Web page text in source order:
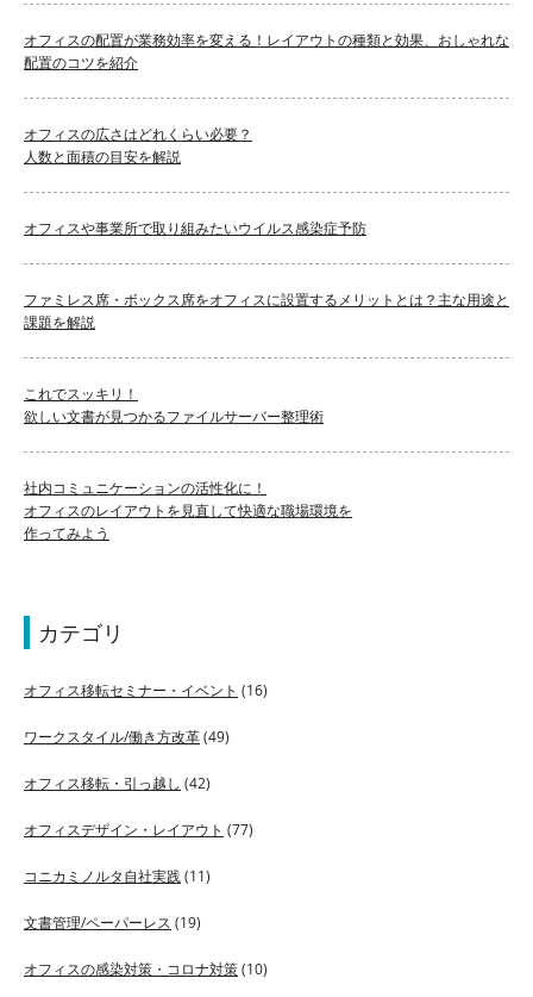
オフィスの配置が業務効率を変える！レイアウトの種類と効果、おしゃれな
配置のコツを紹介
オフィスの広さはどれくらい必要？
人数と面積の目安を解説
オフィスや事業所で取り組みたいウイルス感染症予防
ファミレス席・ボックス席をオフィスに設置するメリットとは？主な用途と
課題を解説
これでスッキリ！
欲しい文書が見つかるファイルサーバー整理術
社内コミュニケーションの活性化に！
オフィスのレイアウトを見直して快適な職場環境を
作ってみよう
カテゴリ
オフィス移転セミナー・イベント (16)
ワークスタイル/働き方改革(49)
オフィス移転・引っ越し (42)
オフィスデザイン・レイアウト (77)
コニカミノルタ自社実践(11)
文書管理/ペーパーレス (19)
オフィスの感染対策・コロナ対策(10)